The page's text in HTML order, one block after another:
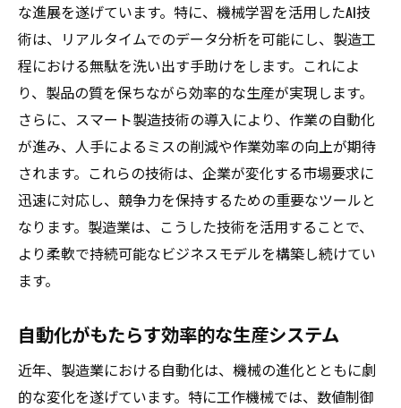
な進展を遂げています。特に、機械学習を活用したAI技
術は、リアルタイムでのデータ分析を可能にし、製造工
程における無駄を洗い出す手助けをします。これによ
り、製品の質を保ちながら効率的な生産が実現します。
さらに、スマート製造技術の導入により、作業の自動化
が進み、人手によるミスの削減や作業効率の向上が期待
されます。これらの技術は、企業が変化する市場要求に
迅速に対応し、競争力を保持するための重要なツールと
なります。製造業は、こうした技術を活用することで、
より柔軟で持続可能なビジネスモデルを構築し続けてい
ます。
自動化がもたらす効率的な生産システム
近年、製造業における自動化は、機械の進化とともに劇
的な変化を遂げています。特に工作機械では、数値制御